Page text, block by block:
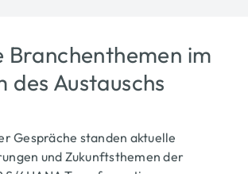
Branchenthemen im
des Austauschs
Gespräche standen aktuelle
und Zukunftsthemen der